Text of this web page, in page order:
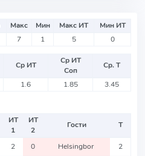
Макс Мин Макс ИТ
Мин ИТ
7 1 5 0
Ср ИТ
Ср ИТ
Соп
Ср. Т
1.6 1.85 3.45
ИТ
1
ИТ
2
Гости Т
2 0 Helsingbor 2